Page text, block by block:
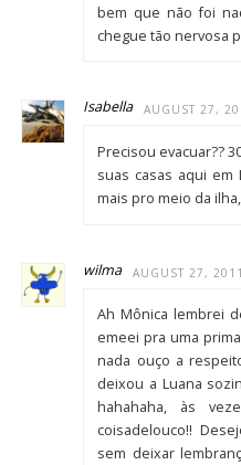
bem que não foi
chegue tão nervosa
Isabella AUGUST 27,
Precisou evacuar??
suas casas aqui
mais pro meio da
wilma AUGUST 27,
Ah Mônica lembrei
emeei pra uma
nada ouço a
deixou a Luana
hahahaha, às
coisadelouco!!
sem deixar